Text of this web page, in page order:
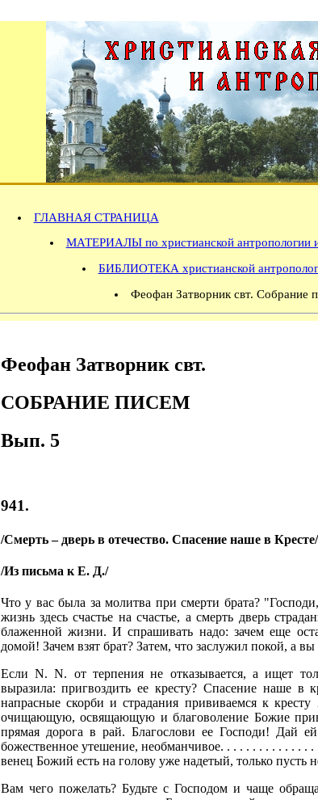
ГЛАВНАЯ СТРАНИЦА
МАТЕРИАЛЫ по христианской антропологии
БИБЛИОТЕКА христианской
Феофан Затворник свт. Собрание
Феофан Затворник свт.
СОБРАНИЕ ПИСЕМ
Вып. 5
941.
/Смерть – дверь в отечество. Спасение наше в Кресте/
/Из письма к Е. Д./
Что у вас была за молитва при смерти брата?
жизнь здесь счастье на счастье, а смерть дверь
блаженной жизни. И спрашивать надо: зачем еще
домой! Зачем взят брат? Затем, что заслужил покой, а
Если N. N. от терпения не отказывается, а ищет
выразила: пригвоздить ее кресту? Спасение наше в
напрасные скорби и страдания прививаемся к
очищающую, освящающую и благоволение Божие
прямая дорога в рай. Благослови ее Господи! Дай
божественное утешение, необманчивое. . . . . . . . . . . . . .
венец Божий есть на голову уже надетый, только пусть
Вам чего пожелать? Будьте с Господом и чаще